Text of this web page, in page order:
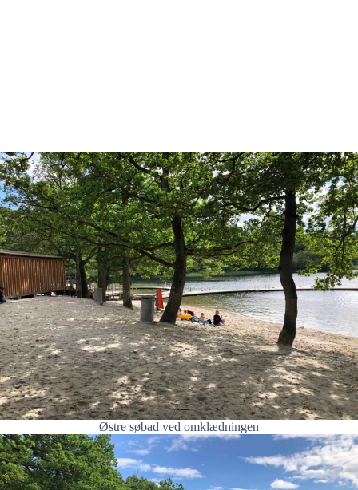
Østre søbad ved omklædningen